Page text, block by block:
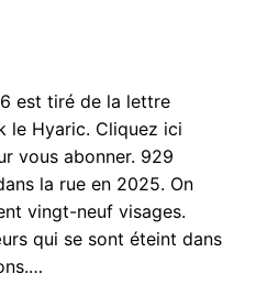
est tiré de la lettre
le Hyaric. Cliquez ici
vous abonner. 929
la rue en 2025. On
vingt-neuf visages.
qui se sont éteint dans